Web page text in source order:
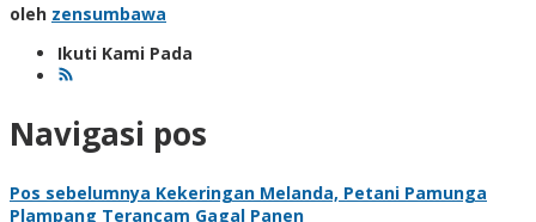
oleh zensumbawa
Ikuti Kami Pada
Navigasi pos
Pos sebelumnya Kekeringan Melanda, Petani Pamunga
Plampang Terancam Gagal Panen